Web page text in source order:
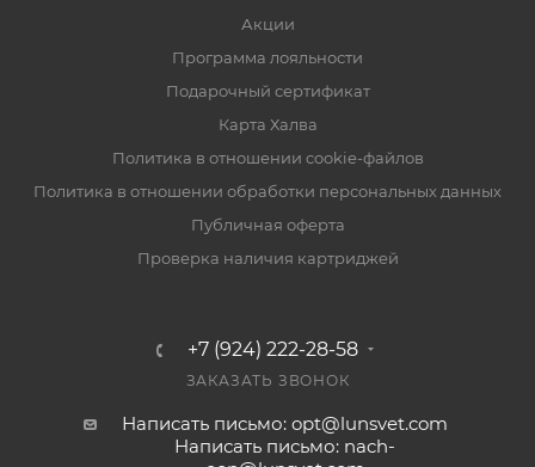
Акции
Программа лояльности
Подарочный сертификат
Карта Халва
Политика в отношении cookie-файлов
Политика в отношении обработки персональных данных
Публичная оферта
Проверка наличия картриджей
+7 (924) 222-28-58
ЗАКАЗАТЬ ЗВОНОК
Написать письмо: opt@lunsvet.com
Написать письмо: nach-